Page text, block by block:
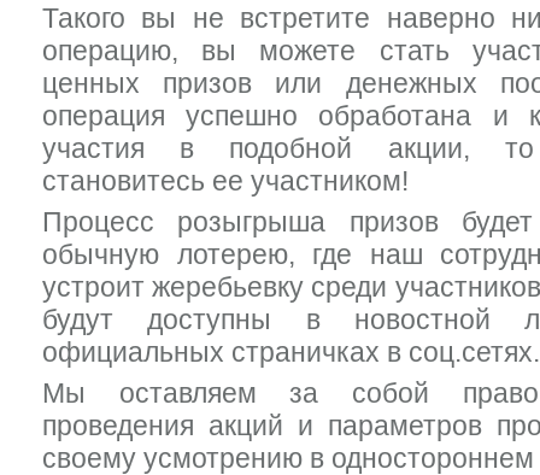
Такого вы не встретите наверно
операцию, вы можете стать
ценных призов или денежных
операция успешно обработана и
участия в подобной акции, то
становитесь ее участником!
Процесс розыгрыша призов будет
обычную лотерею, где наш
устроит жеребьевку среди
будут доступны в новостной
официальных страничках в соц.сетях.
Мы оставляем за собой право
проведения акций и параметров
своему усмотрению в одностороннем